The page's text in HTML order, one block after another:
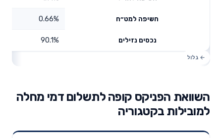
חשיפה למט״ח 0.66%
נכסים נזילים 90.1%
השוואת הפניקס קופה לתשלום דמי מחלה
למובילות בקטגוריה